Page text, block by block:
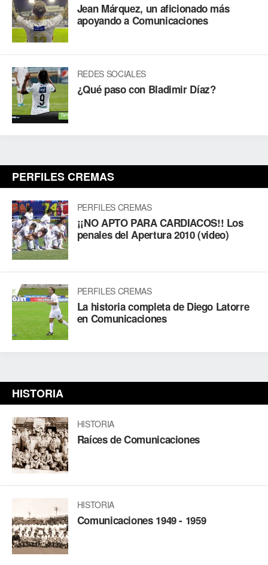
Jean Márquez, un aficionado más
apoyando a Comunicaciones
REDES SOCIALES
¿Qué paso con Bladimir Díaz?
PERFILES CREMAS
PERFILES CREMAS
¡¡NO APTO PARA CARDIACOS!! Los
penales del Apertura 2010 (video)
PERFILES CREMAS
La historia completa de Diego Latorre
en Comunicaciones
HISTORIA
HISTORIA
Raíces de Comunicaciones
HISTORIA
Comunicaciones 1949 - 1959